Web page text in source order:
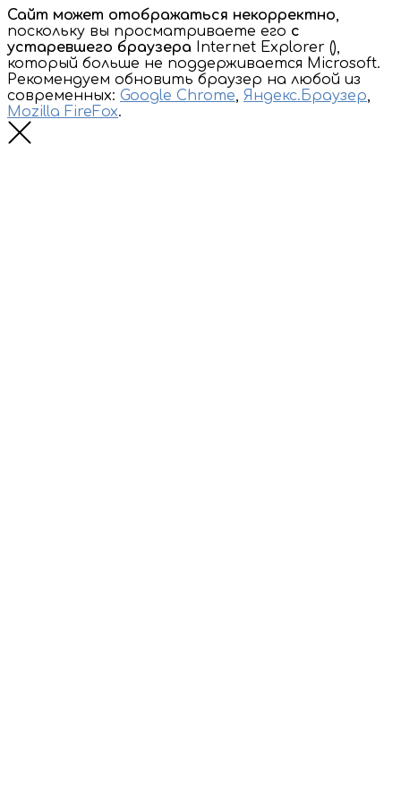
Сайт может отображаться некорректно,
поскольку вы просматриваете его с
устаревшего браузера Internet Explorer (),
который больше не поддерживается Microsoft.
Рекомендуем обновить браузер на любой из
современных: Google Chrome, Яндекс.Браузер,
Mozilla FireFox.